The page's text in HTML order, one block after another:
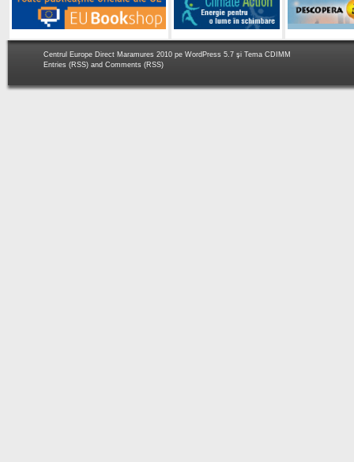
Centrul Europe Direct Maramures 2010 pe WordPress 5.7 şi Tema CDIMM
Entries (RSS) and Comments (RSS)